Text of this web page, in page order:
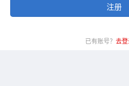
注册
已有账号？ 去